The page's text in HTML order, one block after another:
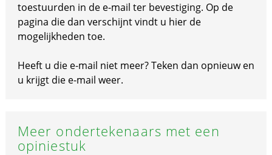
toestuurden in de e-mail ter bevestiging. Op de
pagina die dan verschijnt vindt u hier de
mogelijkheden toe.
Heeft u die e-mail niet meer? Teken dan opnieuw en
u krijgt die e-mail weer.
Meer ondertekenaars met een
opiniestuk